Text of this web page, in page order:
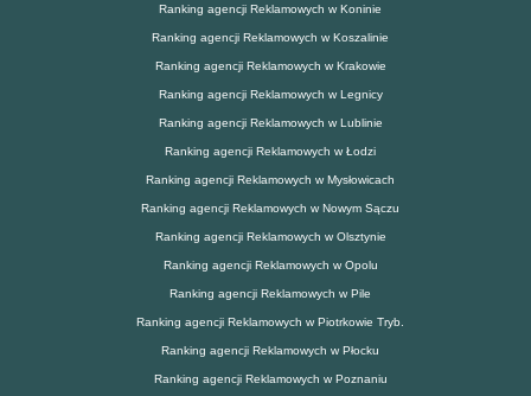
Ranking agencji Reklamowych w Koninie
Ranking agencji Reklamowych w Koszalinie
Ranking agencji Reklamowych w Krakowie
Ranking agencji Reklamowych w Legnicy
Ranking agencji Reklamowych w Lublinie
Ranking agencji Reklamowych w Łodzi
Ranking agencji Reklamowych w Mysłowicach
Ranking agencji Reklamowych w Nowym Sączu
Ranking agencji Reklamowych w Olsztynie
Ranking agencji Reklamowych w Opolu
Ranking agencji Reklamowych w Pile
Ranking agencji Reklamowych w Piotrkowie Tryb.
Ranking agencji Reklamowych w Płocku
Ranking agencji Reklamowych w Poznaniu